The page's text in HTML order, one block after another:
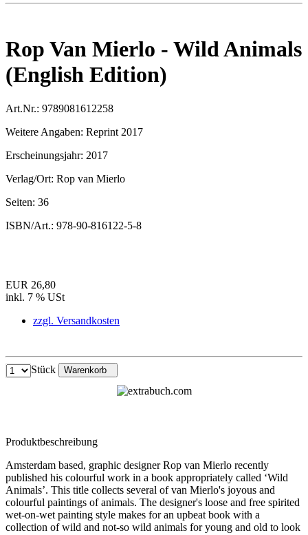
Rop Van Mierlo - Wild Animals
(English Edition)
Art.Nr.: 9789081612258
Weitere Angaben: Reprint 2017
Erscheinungsjahr: 2017
Verlag/Ort: Rop van Mierlo
Seiten: 36
ISBN/Art.: 978-90-816122-5-8
EUR 26,80
inkl. 7 % USt
zzgl. Versandkosten
Stück Warenkorb
Produktbeschreibung
Amsterdam based, graphic designer Rop van Mierlo recently
published his colourful work in a book appropriately called ‘Wild
Animals’. This title collects several of van Mierlo's joyous and
colourful paintings of animals. The designer's loose and free spirited
wet-on-wet painting style makes for an upbeat book with a
collection of wild and not-so wild animals for young and old to look